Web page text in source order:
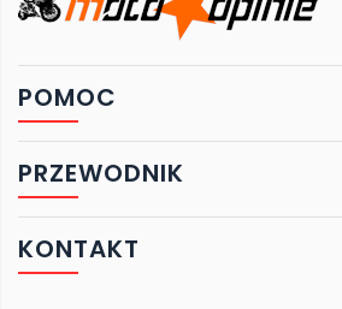
POMOC
PRZEWODNIK
KONTAKT